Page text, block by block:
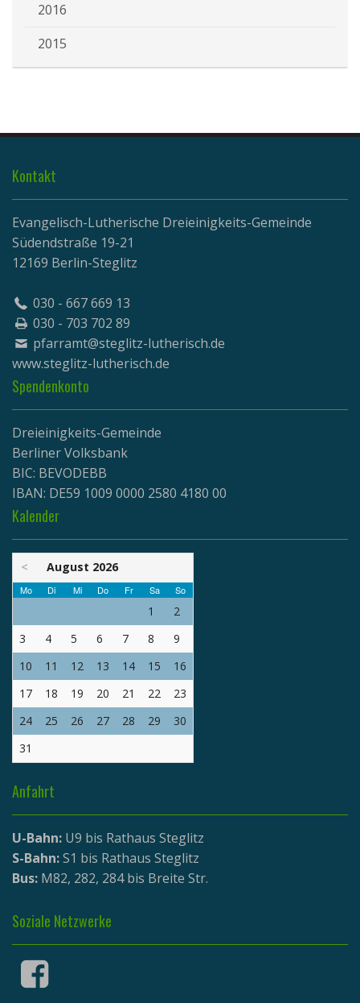
2016
2015
Kontakt
Evangelisch-Lutherische Dreieinigkeits-Gemeinde
Südendstraße 19-21
12169 Berlin-Steglitz
030 - 667 669 13
030 - 703 702 89
pfarramt@steglitz-lutherisch.de
www.steglitz-lutherisch.de
Spendenkonto
Dreieinigkeits-Gemeinde
Berliner Volksbank
BIC: BEVODEBB
IBAN: DE59 1009 0000 2580 4180 00
Kalender
< August 2026
Mo Di Mi Do Fr Sa So
1
2
3
4 5 6 7 8
9
10
11 12 13 14 15
16
17
18 19 20 21 22
23
24
25 26 27 28 29
30
31
Anfahrt
U-Bahn: U9 bis Rathaus Steglitz
S-Bahn:S1 bis Rathaus Steglitz
Bus: M82, 282, 284 bis Breite Str.
Soziale Netzwerke